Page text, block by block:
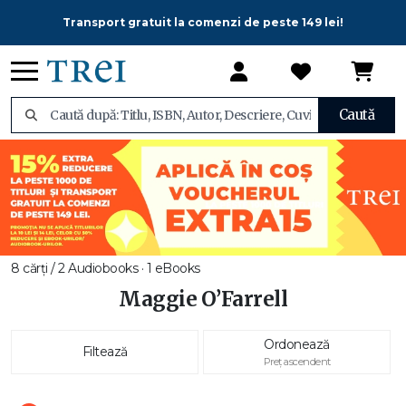
Transport gratuit la comenzi de peste 149 lei!
Caută
8 cărți / 2 Audiobooks · 1 eBooks
Maggie O’Farrell
Filtează Ordonează
Preț ascendent